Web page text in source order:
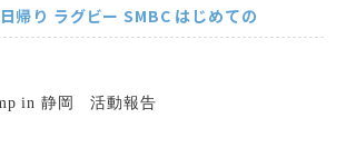
日帰り ラグビー SMBC はじめての